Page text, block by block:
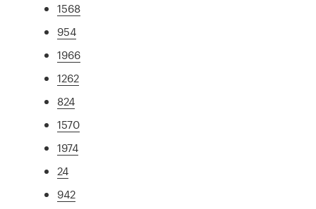
1568
954
1966
1262
824
1570
1974
24
942